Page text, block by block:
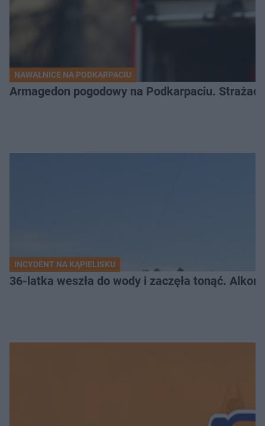
NAWAŁNICE NA PODKARPACIU
Armagedon pogodowy na Podkarpaciu.
INCYDENT NA KĄPIELISKU
36-latka weszła do wody i zaczęła tonąć.